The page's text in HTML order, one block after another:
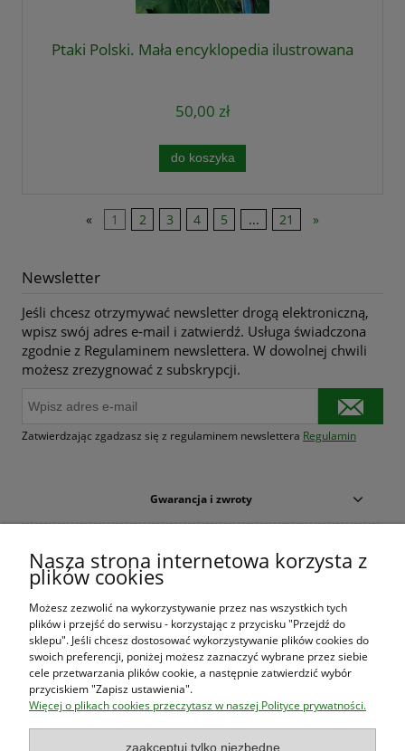
Ptaki Polski. Mała encyklopedia ilustrowana
50,00 zł
do koszyka
« 1 2 3 4 5 ... 21 »
Newsletter
Jeśli chcesz otrzymywać newsletter drogą elektroniczną,
wpisz swój adres e-mail i zatwierdź. Usługa świadczona
zgodnie z Regulaminem newslettera. W dowolnej chwili
możesz zrezygnować z subskrypcji.
Zatwierdzając zgadzasz się z regulaminem newslettera Regulamin
Gwarancja i zwroty
O firmie
Księgarnia Las Książek www.lasksiazek.pl| Aleje Jerozolimskie
53 (p. 2, lok. 212)| 00-697 Warszawa | 22 290 23 47 | Serdecznie
zapraszamy!
jest czynna od poniedziałku do piątku w godzinach
Nasza strona internetowa korzysta z
plików cookies
Możesz zezwolić na wykorzystywanie przez nas wszystkich tych
plików i przejść do serwisu - korzystając z przycisku "Przejdź do
sklepu". Jeśli chcesz dostosować wykorzystywanie plików cookies do
swoich preferencji, poniżej możesz zaznaczyć wybrane przez siebie
cele przetwarzania plików cookie, a następnie zatwierdzić wybór
przyciskiem "Zapisz ustawienia".
Więcej o plikach cookies przeczytasz w naszej Polityce prywatności.
zaakceptuj tylko niezbędne